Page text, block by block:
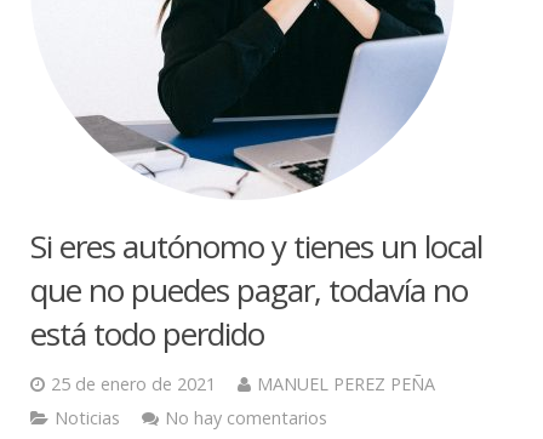
Si eres autónomo y tienes un local
que no puedes pagar, todavía no
está todo perdido
25 de enero de 2021
MANUEL PEREZ PEÑA
Noticias
No hay comentarios